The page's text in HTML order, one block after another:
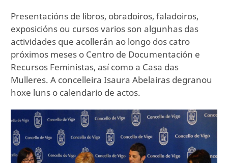
Presentacións de libros, obradoiros, faladoiros,
exposicións ou cursos varios son algunhas das
actividades que acollerán ao longo dos catro
próximos meses o Centro de Documentación e
Recursos Feministas, así como a Casa das
Mulleres. A concelleira Isaura Abelairas degranou
hoxe luns o calendario de actos.